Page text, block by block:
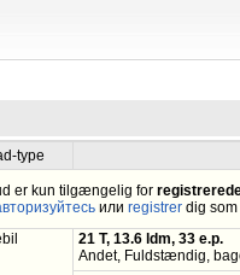
type
er kun tilgængelig for
илиregistrer dig
21 T, 13.6 ldm, 33 e.p.
Andet, Fuldstændig,